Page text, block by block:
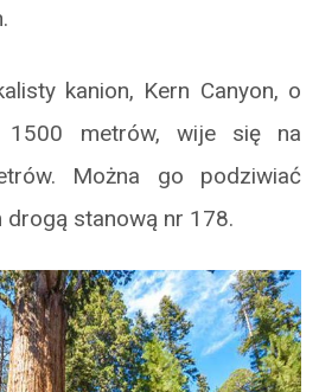
kanion, Kern Canyon, o
1500 metrów, wije się na
Można go podziwiać
stanową nr 178.